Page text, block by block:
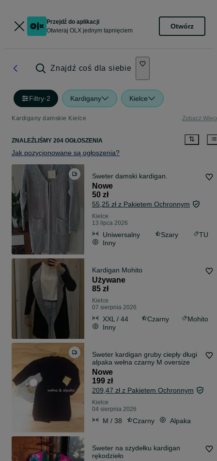
Przejdź do aplikacji
Otwieraj OLX jednym tapnięciem
Otwórz
Znajdź coś dla siebie
Filtry·2 Kardigany Kielce
Kardigany damskie Kielce Zobacz
ZNALEŹLIŚMY 204 OGŁOSZENIA
Jak pozycjonowane są ogłoszenia?
Sweter damski kardigan.
Nowe
50 zł
55,25 zł z Pakietem Ochronnym
Kielce
13 lipca 2026
Uniwersalny Szary
TU
Inny
Kardigan Mohito
Używane
85 zł
Kielce
07 sierpnia 2026
XXL / 44 Czarny
Mohito
Inny
Sweter kardigan gruby ciepły długi
alpaka wełna czarny M oversize
Nowe
199 zł
209,47 zł z Pakietem Ochronnym
Kielce
04 sierpnia 2026
M / 38 Czarny Alpaka
Sweter na szydełku kardigan
rękodzieło